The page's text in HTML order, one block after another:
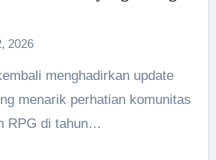
2026
menarik perhatian komunitas
RPG di tahun…